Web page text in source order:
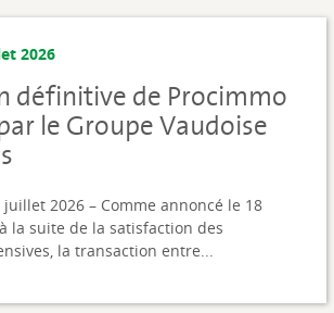
2026
définitive de Procimmo
le Groupe Vaudoise
2026 – Comme annoncé le 18
la suite de la satisfaction des
la transaction entre...